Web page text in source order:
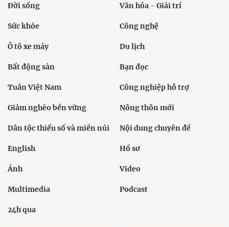
Đời sống Văn hóa - Giải trí
Sức khỏe Công nghệ
Ô tô xe máy Du lịch
Bất động sản Bạn đọc
Tuần Việt Nam Công nghiệp hỗ trợ
Giảm nghèo bền vững Nông thôn mới
Dân tộc thiểu số và miền núi Nội dung chuyên đề
English Hồ sơ
Ảnh Video
Multimedia Podcast
24h qua